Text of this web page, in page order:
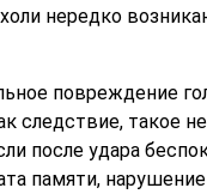
нередко
повреждение
следствие, такое
после удара
памяти,